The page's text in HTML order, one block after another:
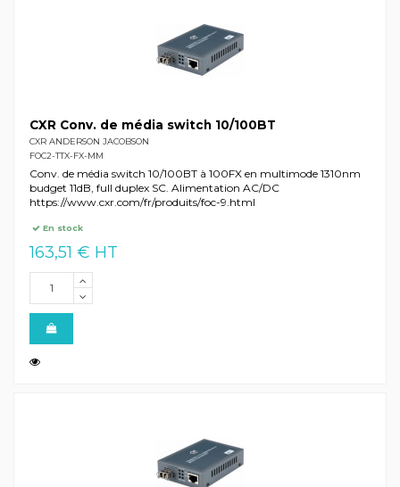
CXR Conv. de média switch 10/100BT
CXR ANDERSON JACOBSON
FOC2-TTX-FX-MM
Conv. de média switch 10/100BT à 100FX en multimode 1310nm
budget 11dB, full duplex SC. Alimentation AC/DC
https://www.cxr.com/fr/produits/foc-9.html
En stock
163,51 € HT